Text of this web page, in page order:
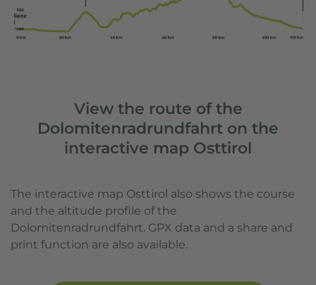
View the route of the
Dolomitenradrundfahrt on the
interactive map Osttirol
The interactive map Osttirol also shows the course
and the altitude profile of the
Dolomitenradrundfahrt. GPX data and a share and
print function are also available.